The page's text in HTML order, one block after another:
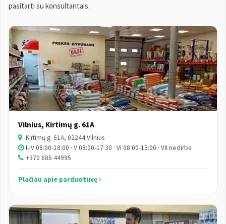
pasitarti su konsultantais.
Vilnius, Kirtimų g. 61A
Kirtimų g. 61A, 02244 Vilnius
I-IV 08:00-18:00 · V 08:00-17:30 · VI 08:00-15:00 · VII nedirba
+370 685 44995
Plačiau apie parduotuvę